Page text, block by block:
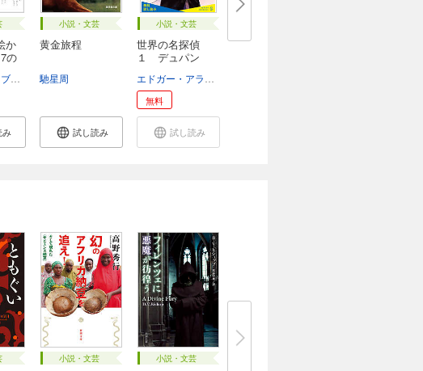
か
の
スティーヴン・キング ジェフリー・ディーヴァー
み
小説・文芸
黄金旅程
馳星周
試し読み
小説・文芸
世界の名探偵
１ デュパン
無料
試し読み
小説・文芸 小説・文芸